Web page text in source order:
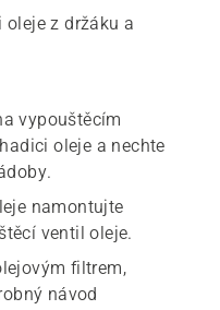
z držáku a
vypouštěcím
oleje a nechte
namontujte
ventil oleje.
filtrem,
návod